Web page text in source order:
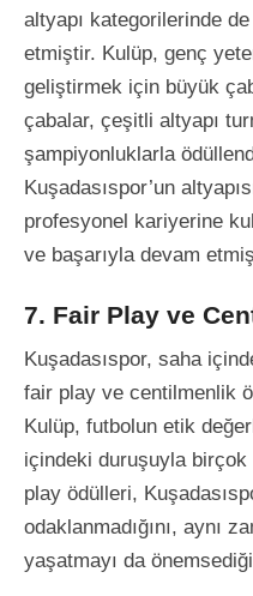
altyapı kategorilerinde
etmiştir. Kulüp, genç
geliştirmek için büyük
çabalar, çeşitli altyapı
şampiyonluklarla
Kuşadasıspor’un
profesyonel kariyerine
ve başarıyla devam
7. Fair Play ve
Kuşadasıspor, saha
fair play ve centilmenlik
Kulüp, futbolun etik
içindeki duruşuyla
play ödülleri,
odaklanmadığını, aynı
yaşatmayı da